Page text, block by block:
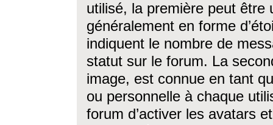
utilisé, la première peut être
généralement en forme
indiquent le nombre de
statut sur le forum. La
image, est connue en tant
ou personnelle à chaque
forum d’activer les avatars